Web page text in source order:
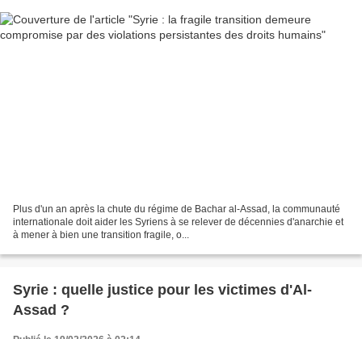
Plus d'un an après la chute du régime de Bachar al-Assad, la communauté
internationale doit aider les Syriens à se relever de décennies d'anarchie et
à mener à bien une transition fragile, o...
Syrie : quelle justice pour les victimes d'Al-
Assad ?